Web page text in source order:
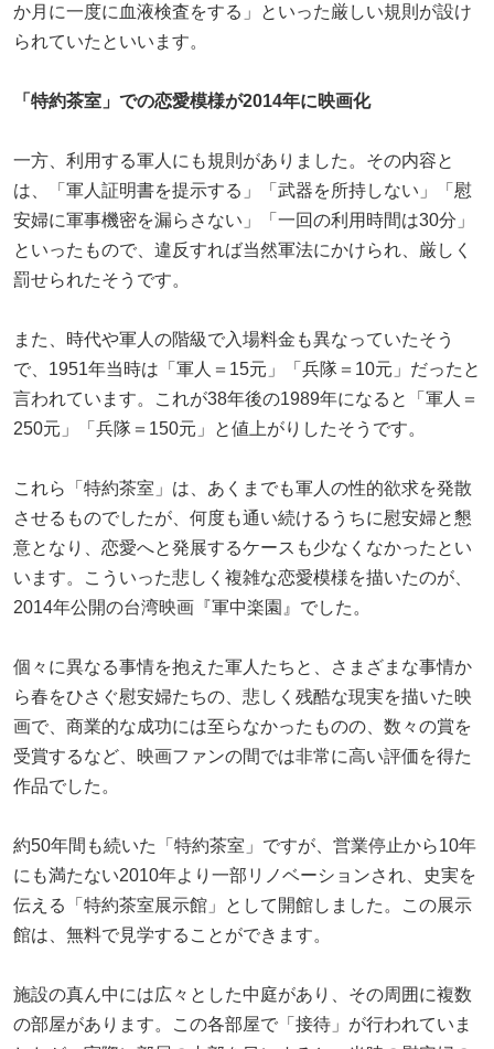
か月に一度に血液検査をする」といった厳しい規則が設け
られていたといいます。
「特約茶室」での恋愛模様が2014年に映画化
一方、利用する軍人にも規則がありました。その内容と
は、「軍人証明書を提示する」「武器を所持しない」「慰
安婦に軍事機密を漏らさない」「一回の利用時間は30分」
といったもので、違反すれば当然軍法にかけられ、厳しく
罰せられたそうです。
また、時代や軍人の階級で入場料金も異なっていたそう
で、1951年当時は「軍人＝15元」「兵隊＝10元」だったと
言われています。これが38年後の1989年になると「軍人＝
250元」「兵隊＝150元」と値上がりしたそうです。
これら「特約茶室」は、あくまでも軍人の性的欲求を発散
させるものでしたが、何度も通い続けるうちに慰安婦と懇
意となり、恋愛へと発展するケースも少なくなかったとい
います。こういった悲しく複雑な恋愛模様を描いたのが、
2014年公開の台湾映画『軍中楽園』でした。
個々に異なる事情を抱えた軍人たちと、さまざまな事情か
ら春をひさぐ慰安婦たちの、悲しく残酷な現実を描いた映
画で、商業的な成功には至らなかったものの、数々の賞を
受賞するなど、映画ファンの間では非常に高い評価を得た
作品でした。
約50年間も続いた「特約茶室」ですが、営業停止から10年
にも満たない2010年より一部リノベーションされ、史実を
伝える「特約茶室展示館」として開館しました。この展示
館は、無料で見学することができます。
施設の真ん中には広々とした中庭があり、その周囲に複数
の部屋があります。この各部屋で「接待」が行われていま